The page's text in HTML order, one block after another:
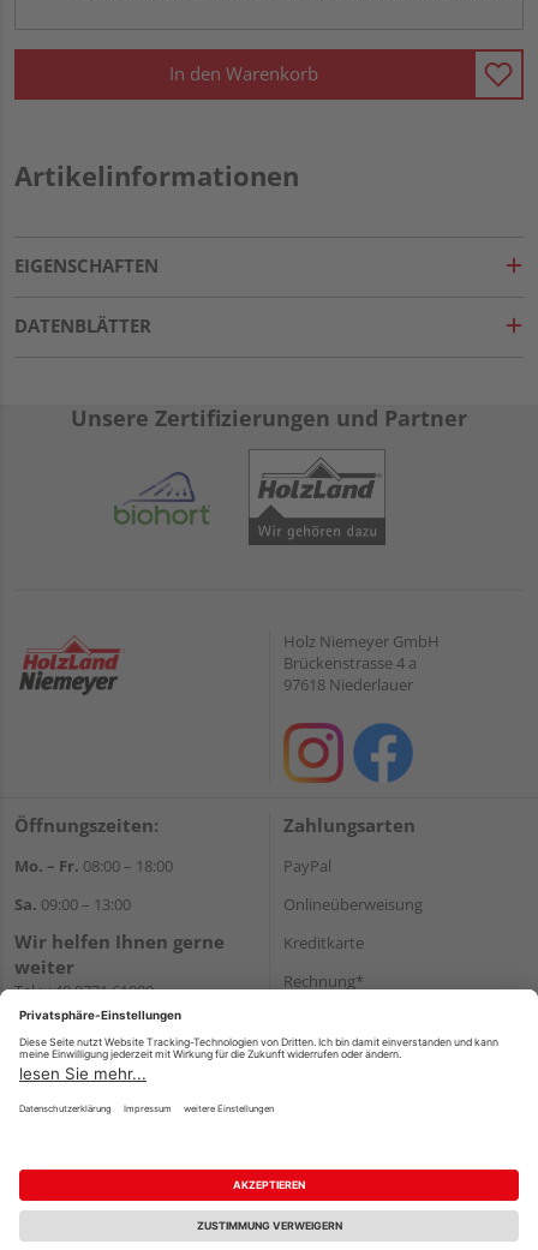
In den Warenkorb
Artikelinformationen
EIGENSCHAFTEN
DATENBLÄTTER
Unsere Zertifizierungen und Partner
Holz Niemeyer GmbH
Brückenstrasse 4 a
97618 Niederlauer
Öffnungszeiten:
Mo. – Fr. 08:00 – 18:00
Sa. 09:00 – 13:00
Wir helfen Ihnen gerne
weiter
Tel.:+49 9771 61880
E-Mail:info@holzland-
niemeyer.de
Zahlungsarten
PayPal
Onlineüberweisung
Kreditkarte
Rechnung*
Versand
Impressum AGB Widerruf
Datenschutz
Reservierungsbedingungen
Vertrag widerrufen